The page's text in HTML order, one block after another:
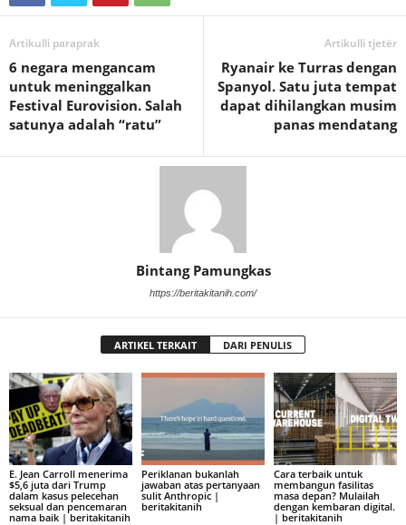
Artikulli paraprak
6 negara mengancam
untuk meninggalkan
Festival Eurovision. Salah
satunya adalah “ratu”
Artikulli tjetër
Ryanair ke Turras dengan
Spanyol. Satu juta tempat
dapat dihilangkan musim
panas mendatang
Bintang Pamungkas
https://beritakitanih.com/
ARTIKEL TERKAIT DARI PENULIS
E. Jean Carroll menerima
$5,6 juta dari Trump
dalam kasus pelecehan
seksual dan pencemaran
nama baik | beritakitanih
Periklanan bukanlah
jawaban atas pertanyaan
sulit Anthropic |
beritakitanih
Cara terbaik untuk
membangun fasilitas
masa depan? Mulailah
dengan kembaran digital.
| beritakitanih